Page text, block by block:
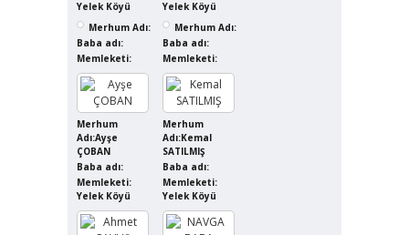
Yelek Köyü
Yelek Köyü
Merhum Adı:
Baba adı:
Memleketi:
Merhum Adı:
Baba adı:
Memleketi:
Merhum
Adı:Ayşe
ÇOBAN
Baba adı:
Memleketi:
Yelek Köyü
Merhum
Adı:Kemal
SATILMIŞ
Baba adı:
Memleketi:
Yelek Köyü